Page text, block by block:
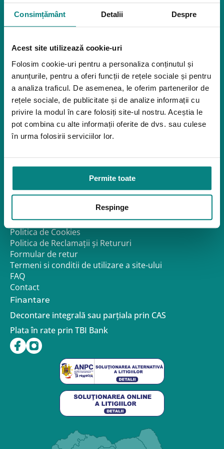
Consimțământ Detalii Despre
Acest site utilizează cookie-uri
Folosim cookie-uri pentru a personaliza conținutul și
anunțurile, pentru a oferi funcții de rețele sociale și pentru
a analiza traficul. De asemenea, le oferim partenerilor de
rețele sociale, de publicitate și de analize informații cu
privire la modul în care folosiți site-ul nostru. Aceștia le
pot combina cu alte informații oferite de dvs. sau culese
în urma folosirii serviciilor lor.
Permite toate
Respinge
Mostre
Dispozitive pentru urcarea scărilor
Bare de prindere și mânere de baie
Închiriere platforme șenilate
Închiriere rampe acces
Produse pentru adulţi
Apnee în somn
Orteze
Paturi de spital si saltele
Link-uri utile
Politica de confidentialitate – GDPR
Politica de Cookies
Politica de Reclamații și Retururi
Formular de retur
Termeni si conditii de utilizare a site-ului
FAQ
Contact
Finantare
Decontare integrală sau parțiala prin CAS
Plata în rate prin TBI Bank